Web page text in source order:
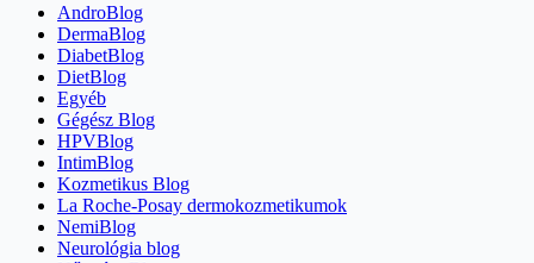
AndroBlog
DermaBlog
DiabetBlog
DietBlog
Egyéb
Gégész Blog
HPVBlog
IntimBlog
Kozmetikus Blog
La Roche-Posay dermokozmetikumok
NemiBlog
Neurológia blog